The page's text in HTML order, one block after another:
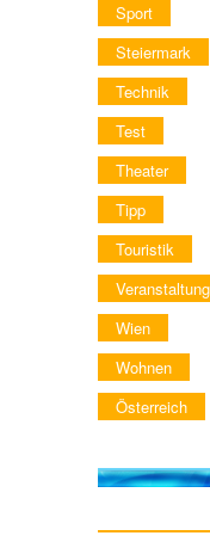
Sport
Steiermark
Technik
Test
Theater
Tipp
Touristik
Veranstaltung
Wien
Wohnen
Österreich